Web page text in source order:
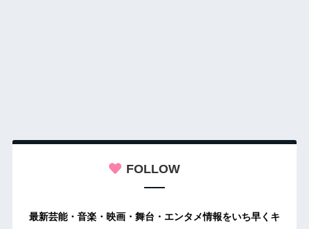
FOLLOW
最新芸能・音楽・映画・舞台・エンタメ情報をいち早くキ